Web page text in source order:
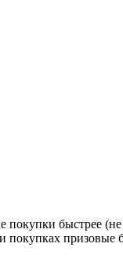
быстрее
покупках